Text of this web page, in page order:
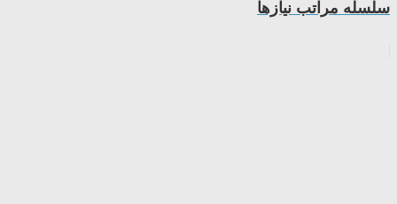
سلسله مراتب نیازها